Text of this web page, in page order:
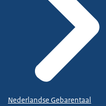
Nederlandse Gebarentaal